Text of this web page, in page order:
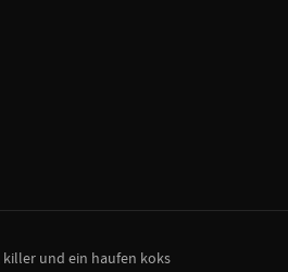
und ein haufen koks